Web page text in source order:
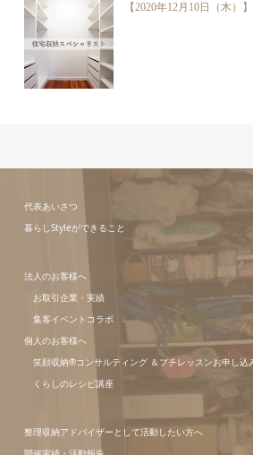
【2020年12月10日（木）
代表あいさつ
暮らしStyleができること
法人のお客様へ
お取引企業・実績
集客イベントコラボ
個人のお客様へ
笑顔収納®コンサルティング ＆プチレッスンお申し込
くらしのレシピ講座
整理収納アドバイザーとして活動したい方へ